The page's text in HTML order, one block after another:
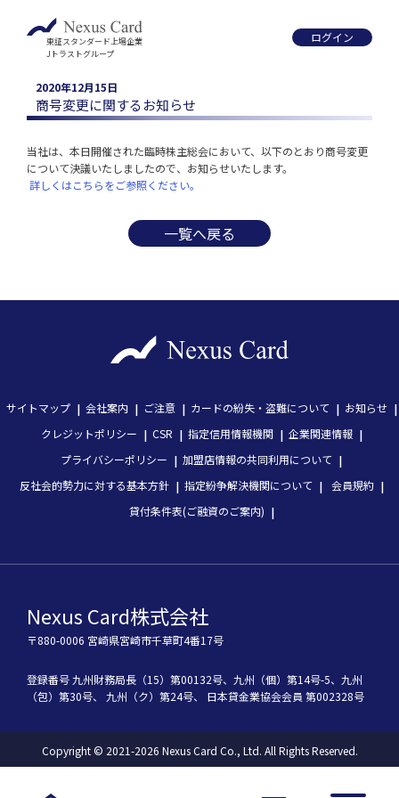
東証スタンダード上場企業
Jトラストグループ
ログイン
2020年12月15日
商号変更に関するお知らせ
当社は、本日開催された臨時株主総会において、以下のとおり商号変更
について決議いたしましたので、お知らせいたします。
詳しくはこちらをご参照ください。
一覧へ戻る
サイトマップ 会社案内 ご注意 カードの紛失・盗難について
お知らせ
クレジットポリシー
CSR 指定信用情報機関
企業関連情報
プライバシーポリシー
加盟店情報の共同利用について
反社会的勢力に対する基本方針
指定紛争解決機関について
会員規約
貸付条件表(ご融資のご案内)
Nexus Card株式会社
〒880-0006 宮崎県宮崎市千草町4番17号
登録番号九州財務局長（15）第00132号、 九州（個）第14号-5、 九州
（包）第30号、
九州（ク）第24号、 日本貸金業協会会員 第002328号
Copyright © 2021-2026 Nexus Card Co., Ltd. All Rights Reserved.